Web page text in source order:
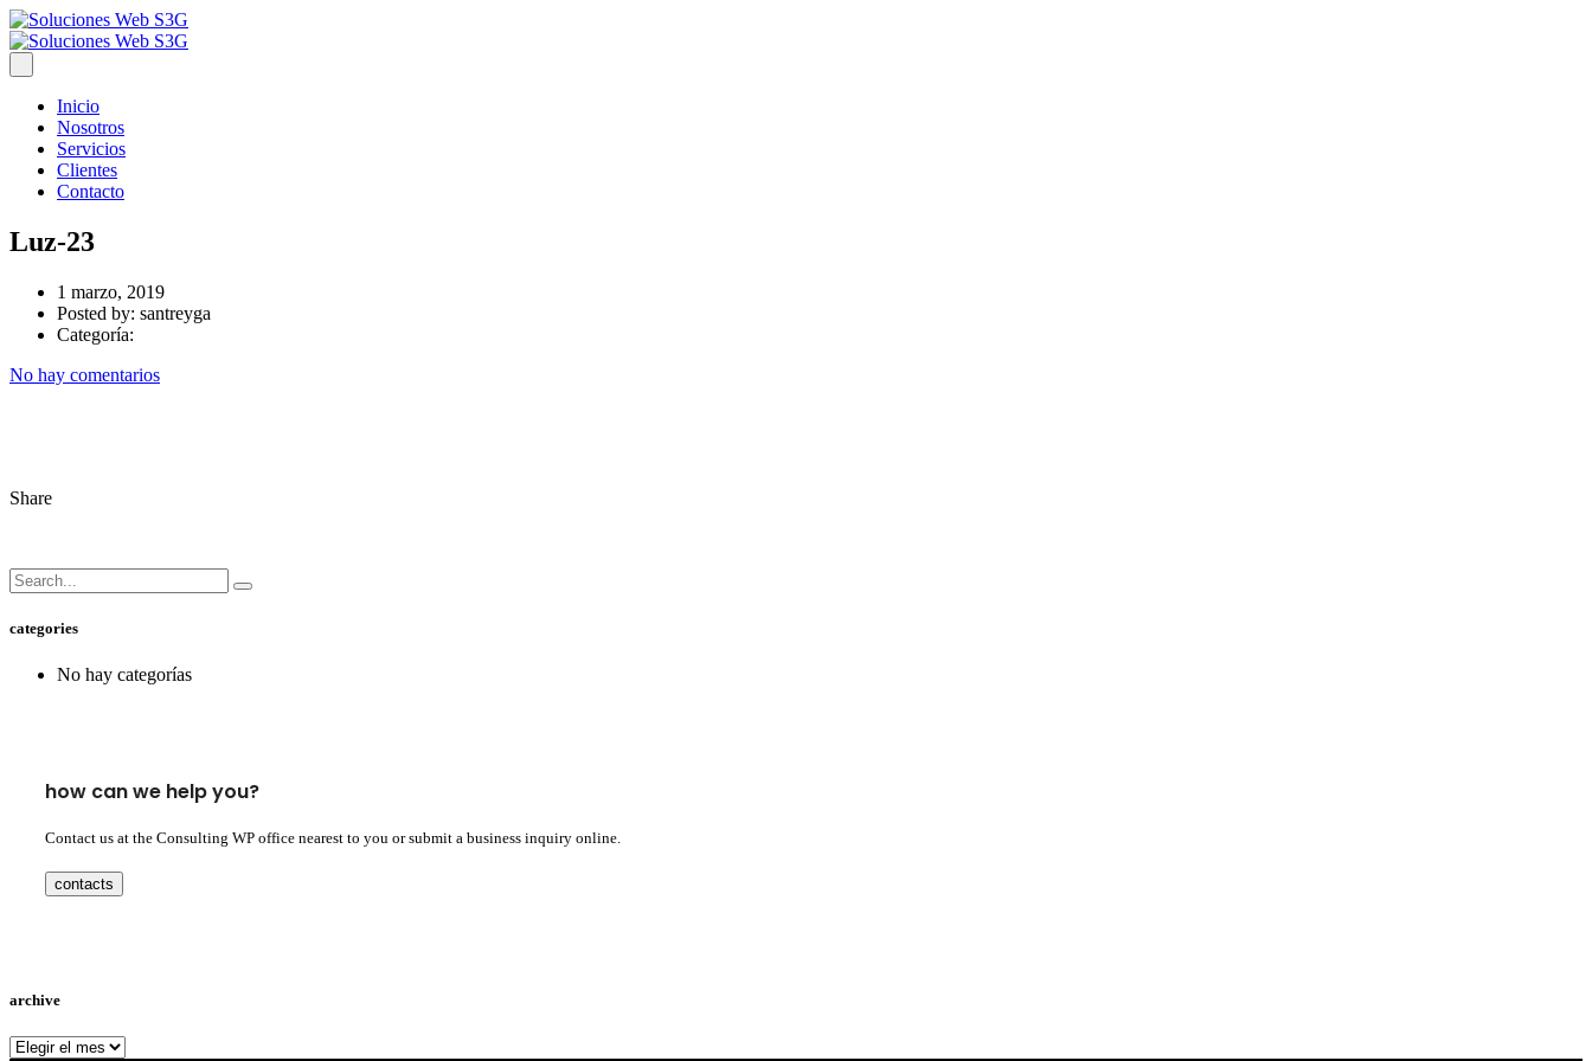
Inicio
Nosotros
Servicios
Clientes
Contacto
Luz-23
1 marzo, 2019
Posted by: santreyga
Categoría:
No hay comentarios
Share
categories
No hay categorías
how can we help you?
Contact us at the Consulting WP office nearest to you or submit a business inquiry online.
contacts
archive
archive